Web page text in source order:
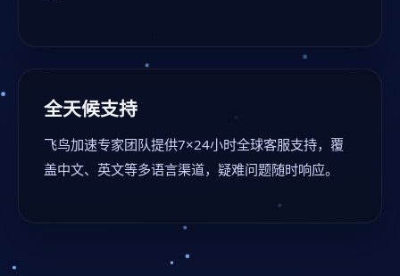
全天候支持
飞鸟加速专家团队提供7×24小时全球客服支持，覆
盖中文、英文等多语言渠道，疑难问题随时响应。